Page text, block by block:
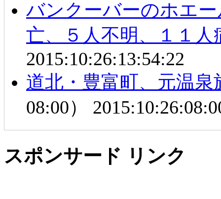
バンクーバーのホエ
亡、５人不明、１１人
2015:10:26:13:54:22
道北・豊富町、元温
08:00）
スポンサード リンク